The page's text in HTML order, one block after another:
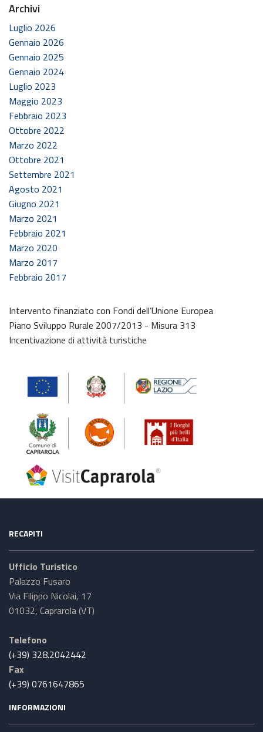
Archivi
Luglio 2026
Gennaio 2026
Gennaio 2025
Gennaio 2024
Luglio 2023
Maggio 2023
Febbraio 2023
Ottobre 2022
Marzo 2022
Ottobre 2021
Settembre 2021
Agosto 2021
Giugno 2021
Marzo 2021
Febbraio 2021
Marzo 2020
Marzo 2017
Febbraio 2017
Intervento finanziato con Fondi dell’Unione Europea
Piano Sviluppo Rurale 2007/2013 - Misura 313
Incentivazione di attività turistiche
RECAPITI
Ufficio Turistico
Palazzo Fusaro
Via Filippo Nicolai, 17
01032, Caprarola (VT)
Telefono
(+39) 328.2042442
Fax
(+39) 0761647865
INFORMAZIONI